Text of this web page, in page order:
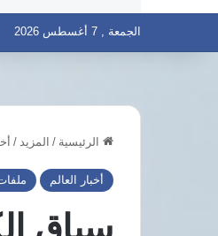
الجمعة , 7 أغسطس 2026
الرئيسية / المزيد /
أخبار العالم